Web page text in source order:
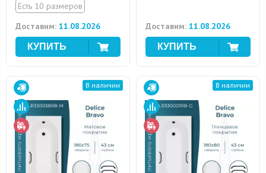
Есть 10 размеров
Доставим: 11.08.2026 Доставим: 11.08.2026
В наличии В наличии